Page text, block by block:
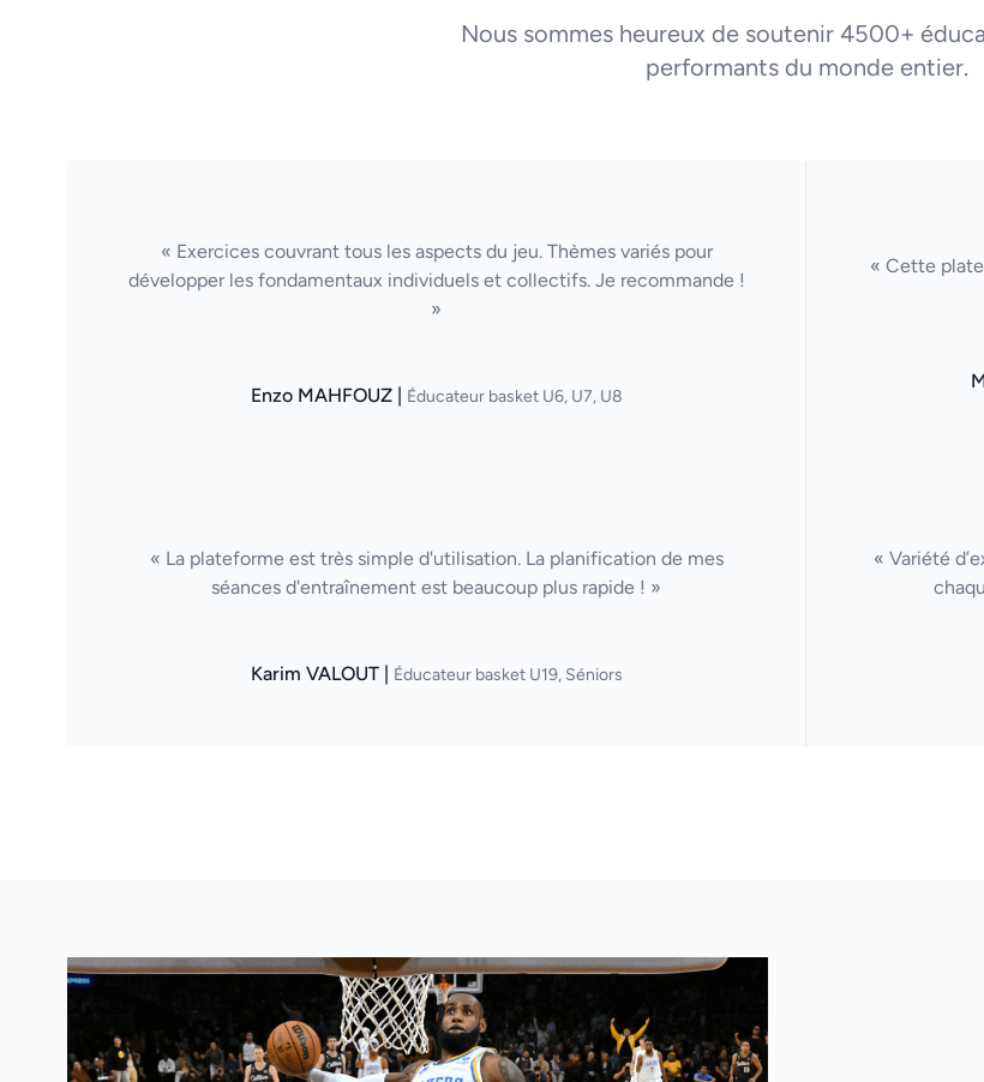
Nous sommes heureux de soutenir 4500+
performants du monde entier.
« Exercices couvrant tous les aspects du jeu. Thèmes variés pour
développer les fondamentaux individuels et collectifs. Je recommande !
»
Enzo MAHFOUZ | Éducateur basket U6, U7, U8
« Cette
« La plateforme est très simple d'utilisation. La planification de mes
séances d'entraînement est beaucoup plus rapide ! »
Karim VALOUT | Éducateur basket U19, Séniors
« Variété